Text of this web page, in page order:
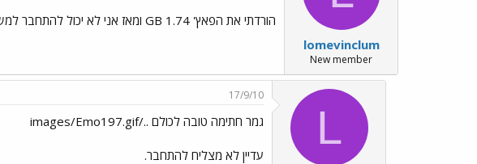
ת
ר
י
ך
lomevinclum
New member
הורדתי את הפאץ' 1.74 GB ומאז אני לא יכול להתחבר למשחק, אפילו הלאנצ'ר לא מתחבר לי. רק רציתי לבדוק מכירות ב AH לפני הצום
L
17/9/10
גמר חתימה טובה לכולם ../images/Emo197.gif
עדיין לא מצליח להתחבר.